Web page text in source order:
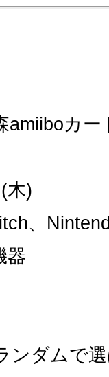
カー
木)
、
器
ンダムで